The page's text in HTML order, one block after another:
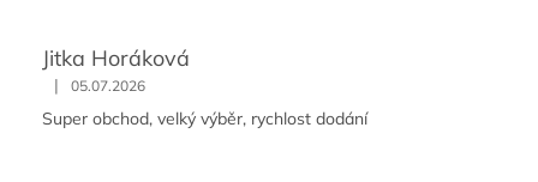
Jitka Horáková
| 05.07.2026
Super obchod, velký výběr, rychlost dodání